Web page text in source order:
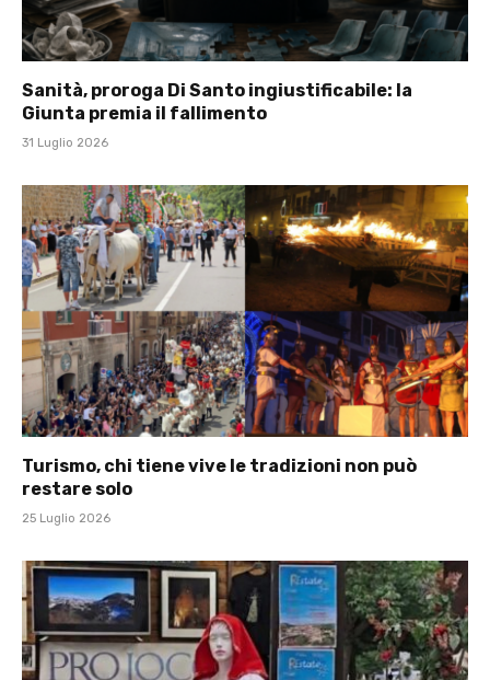
Sanità, proroga Di Santo ingiustificabile: la
Giunta premia il fallimento
31 Luglio 2026
Turismo, chi tiene vive le tradizioni non può
restare solo
25 Luglio 2026